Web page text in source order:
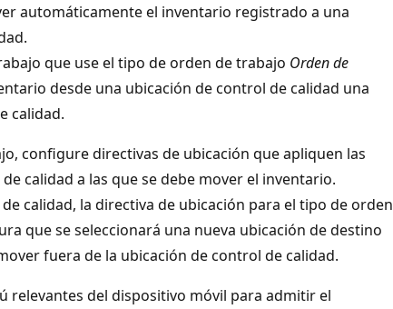
automáticamente el inventario registrado a una
que use el tipo de orden de trabajo Orden de
desde una ubicación de control de calidad una
calidad.
configure directivas de ubicación que apliquen las
calidad a las que se debe mover el inventario.
calidad, la directiva de ubicación para el tipo de orden
que se seleccionará una nueva ubicación de destino
fuera de la ubicación de control de calidad.
relevantes del dispositivo móvil para admitir el